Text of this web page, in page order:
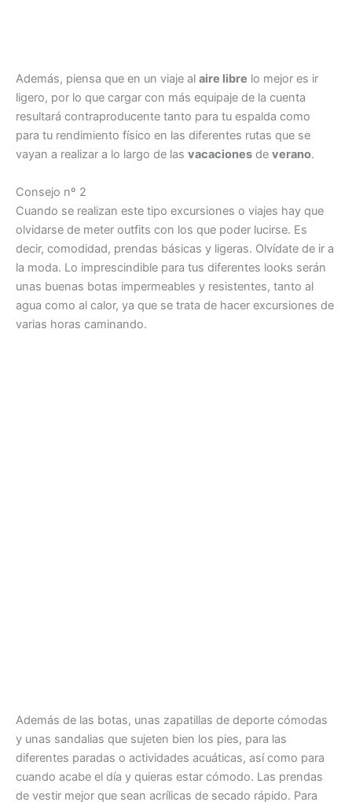
Además, piensa que en un viaje al aire libre lo mejor es ir
ligero, por lo que cargar con más equipaje de la cuenta
resultará contraproducente tanto para tu espalda como
para tu rendimiento físico en las diferentes rutas que se
vayan a realizar a lo largo de las vacaciones de verano.
Consejo nº 2
Cuando se realizan este tipo excursiones o viajes hay que
olvidarse de meter outfits con los que poder lucirse. Es
decir, comodidad, prendas básicas y ligeras. Olvídate de ir a
la moda. Lo imprescindible para tus diferentes looks serán
unas buenas botas impermeables y resistentes, tanto al
agua como al calor, ya que se trata de hacer excursiones de
varias horas caminando.
Además de las botas, unas zapatillas de deporte cómodas
y unas sandalias que sujeten bien los pies, para las
diferentes paradas o actividades acuáticas, así como para
cuando acabe el día y quieras estar cómodo. Las prendas
de vestir mejor que sean acrílicas de secado rápido. Para